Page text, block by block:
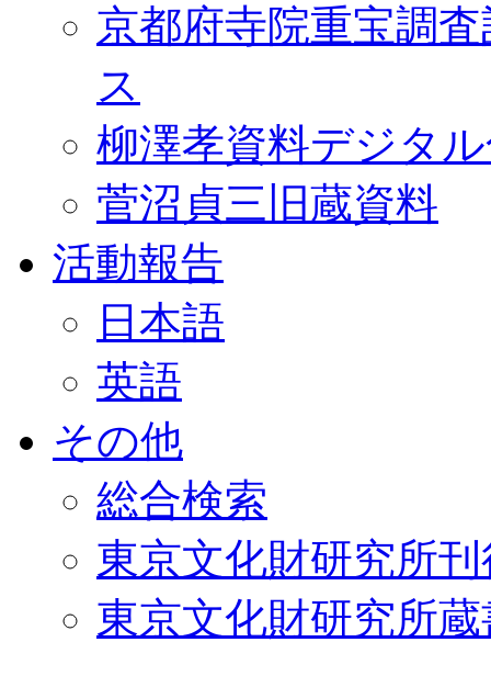
京都府寺院重宝調
ス
柳澤孝資料デジタ
菅沼貞三旧蔵資料
活動報告
日本語
英語
その他
総合検索
東京文化財研究所
東京文化財研究所